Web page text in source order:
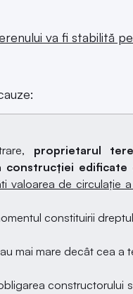
va fi stabilită
proprietarul
edificate
valoarea de circulație
constituirii
mai mare decât cea a
constructorului